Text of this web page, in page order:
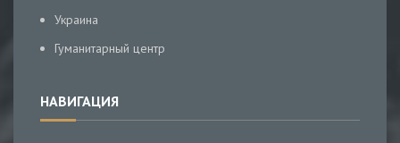
Украина
Гуманитарный центр
НАВИГАЦИЯ